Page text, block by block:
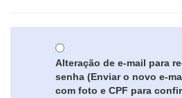
Alteração de e-mail para
senha (Enviar o novo e-
com foto e CPF para